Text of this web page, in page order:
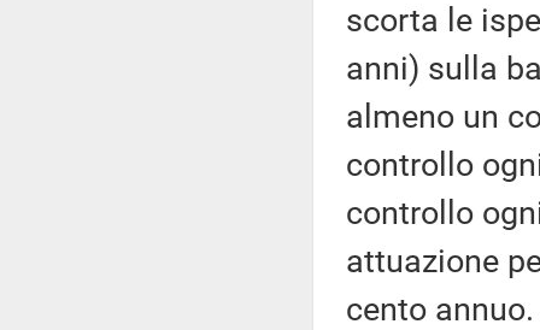
scorta le
anni) sulla
almeno un
controllo
controllo
attuazione
cento